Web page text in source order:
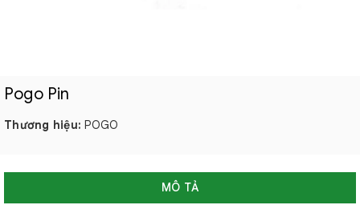
Pogo Pin
Thương hiệu: POGO
MÔ TẢ